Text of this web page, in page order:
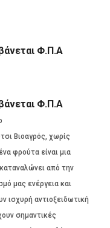
Φ.Π.Α
Φ.Π.Α
Βιοαγρός, χωρίς
φρούτα είναι μια
από την
μας ενέργεια και
ισχυρή αντιοξειδωτική
σημαντικές